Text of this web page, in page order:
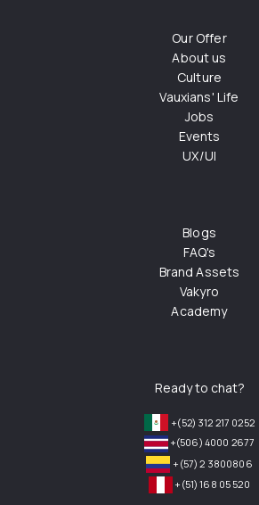
Our Offer
About us
Culture
Vauxians' Life
Jobs
Events
UX/UI
Blogs
FAQ's
Brand Assets
Vakyro
Academy
Ready to chat?
+(52) 312 217 0252
+(506) 4000 2677
+(57) 2 3800806
+(51) 168 05 520